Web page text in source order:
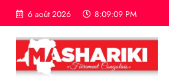
6 août 2026 8:09:10 PM